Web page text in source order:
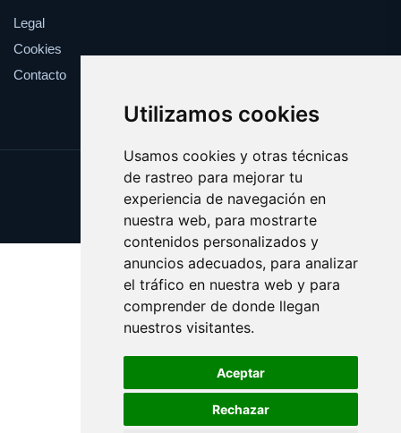
Utilizamos cookies
Usamos cookies y otras técnicas
de rastreo para mejorar tu
experiencia de navegación en
nuestra web, para mostrarte
contenidos personalizados y
anuncios adecuados, para analizar
el tráfico en nuestra web y para
comprender de donde llegan
nuestros visitantes.
Aceptar
Rechazar
Legal
Cookies
Contacto
Update cookies preferences
Copyright © 2025 bando.es